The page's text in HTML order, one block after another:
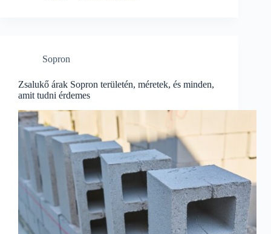
Sopron
Zsalukő árak Sopron területén, méretek, és minden,
amit tudni érdemes